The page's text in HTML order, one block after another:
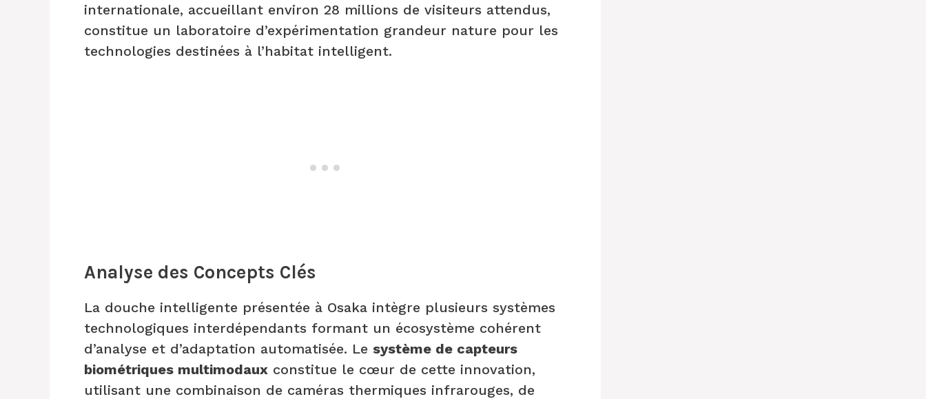
internationale, accueillant environ 28 millions de visiteurs attendus,
constitue un laboratoire d’expérimentation grandeur nature pour les
technologies destinées à l’habitat intelligent.
Analyse des Concepts Clés
La douche intelligente présentée à Osaka intègre plusieurs systèmes
technologiques interdépendants formant un écosystème cohérent
d’analyse et d’adaptation automatisée. Le système de capteurs
biométriques multimodaux constitue le cœur de cette innovation,
utilisant une combinaison de caméras thermiques infrarouges, de